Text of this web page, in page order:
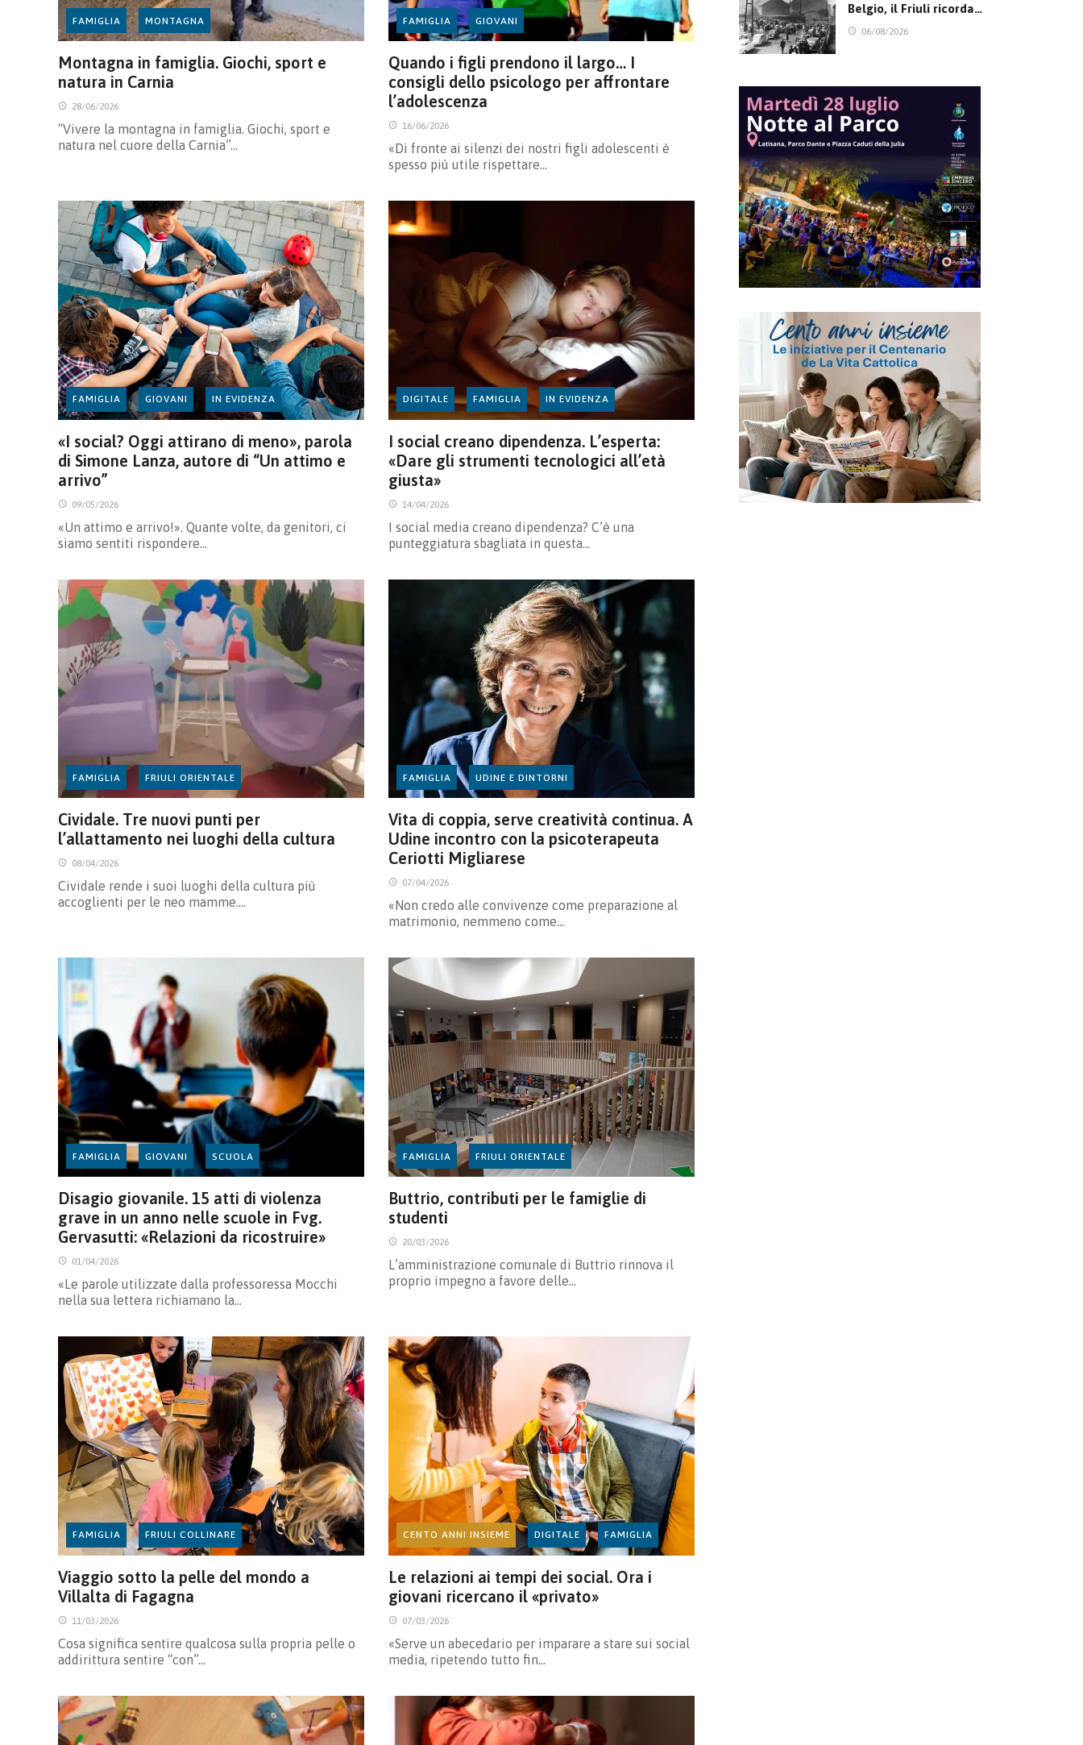
FAMIGLIA MONTAGNA
Montagna in famiglia. Giochi, sport e
natura in Carnia
28/06/2026
“Vivere la montagna in famiglia. Giochi, sport e
natura nel cuore della Carnia”…
FAMIGLIA GIOVANI
Quando i figli prendono il largo… I
consigli dello psicologo per affrontare
l’adolescenza
16/06/2026
«Di fronte ai silenzi dei nostri figli adolescenti è
spesso più utile rispettare…
FAMIGLIA GIOVANI IN EVIDENZA
«I social? Oggi attirano di meno», parola
di Simone Lanza, autore di “Un attimo e
arrivo”
09/05/2026
«Un attimo e arrivo!». Quante volte, da genitori, ci
siamo sentiti rispondere…
DIGITALE FAMIGLIA IN EVIDENZA
I social creano dipendenza. L’esperta:
«Dare gli strumenti tecnologici all’età
giusta»
14/04/2026
I social media creano dipendenza? C’è una
punteggiatura sbagliata in questa…
FAMIGLIA FRIULI ORIENTALE
Cividale. Tre nuovi punti per
l’allattamento nei luoghi della cultura
08/04/2026
Cividale rende i suoi luoghi della cultura più
accoglienti per le neo mamme.…
FAMIGLIA UDINE E DINTORNI
Vita di coppia, serve creatività continua. A
Udine incontro con la psicoterapeuta
Ceriotti Migliarese
07/04/2026
«Non credo alle convivenze come preparazione al
matrimonio, nemmeno come…
FAMIGLIA GIOVANI SCUOLA
Disagio giovanile. 15 atti di violenza
grave in un anno nelle scuole in Fvg.
Gervasutti: «Relazioni da ricostruire»
01/04/2026
«Le parole utilizzate dalla professoressa Mocchi
nella sua lettera richiamano la…
FAMIGLIA FRIULI ORIENTALE
Buttrio, contributi per le famiglie di
studenti
20/03/2026
L’amministrazione comunale di Buttrio rinnova il
proprio impegno a favore delle…
FAMIGLIA FRIULI COLLINARE
Viaggio sotto la pelle del mondo a
Villalta di Fagagna
11/03/2026
Cosa significa sentire qualcosa sulla propria pelle o
addirittura sentire “con”…
CENTO ANNI INSIEME DIGITALE FAMIGLIA
Le relazioni ai tempi dei social. Ora i
giovani ricercano il «privato»
07/03/2026
«Serve un abecedario per imparare a stare sui social
media, ripetendo tutto fin…
Belgio, il Friuli ricorda…
06/08/2026